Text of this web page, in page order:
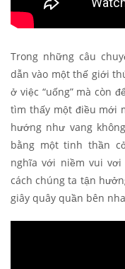
Trong những câu
dẫn vào một thế giới
ở việc “uống” mà còn
tìm thấy một điều mới
hướng như vang
bằng một tinh thần
nghĩa với niềm vui
cách chúng ta tận
giây quây quần bên